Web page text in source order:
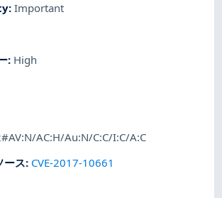
:Important
: High
AC:H/Au:N/C:C/I:C/A:C
ース: CVE-2017-10661